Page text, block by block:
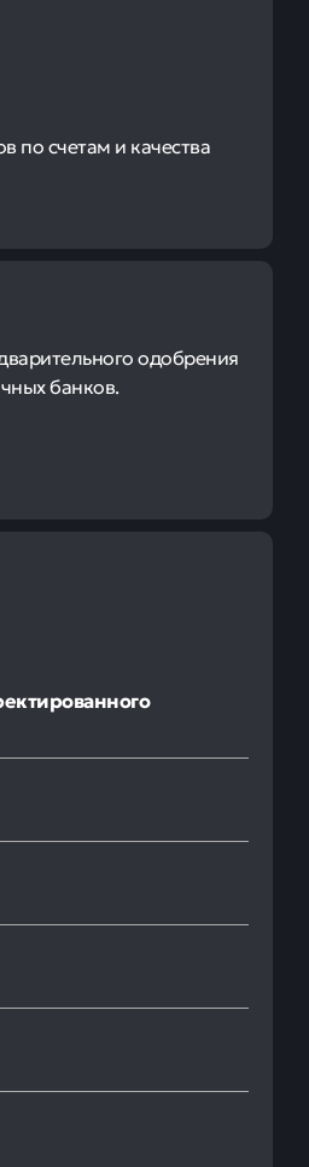
по счетам и качества
одобрения
банков.